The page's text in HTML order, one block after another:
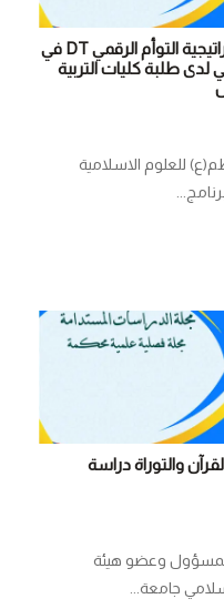
فاعلية برنامج تعليمي قائم على استراتيجية التوأم الرقمي DT في
لدى طلبة كليات التربية
للعلوم الاسلامية
والتوراة دراسة
وعضو هيئة
جامعة...